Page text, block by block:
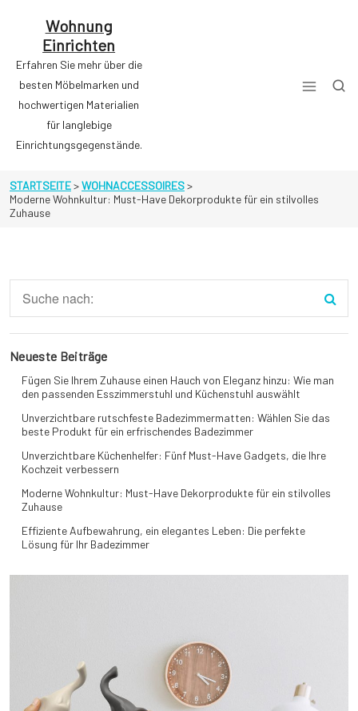
Wohnung
Einrichten
Erfahren Sie mehr über die
besten Möbelmarken und
hochwertigen Materialien
für langlebige
Einrichtungsgegenstände.
STARTSEITE>WOHNACCESSOIRES>
Moderne Wohnkultur: Must-Have Dekorprodukte für ein stilvolles
Zuhause
Neueste Beiträge
Fügen Sie Ihrem Zuhause einen Hauch von Eleganz hinzu: Wie man
den passenden Esszimmerstuhl und Küchenstuhl auswählt
Unverzichtbare rutschfeste Badezimmermatten: Wählen Sie das
beste Produkt für ein erfrischendes Badezimmer
Unverzichtbare Küchenhelfer: Fünf Must-Have Gadgets, die Ihre
Kochzeit verbessern
Moderne Wohnkultur: Must-Have Dekorprodukte für ein stilvolles
Zuhause
Effiziente Aufbewahrung, ein elegantes Leben: Die perfekte
Lösung für Ihr Badezimmer